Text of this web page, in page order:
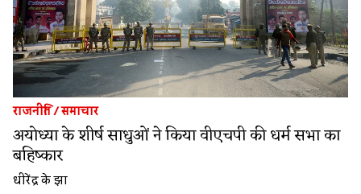
राजनीति/समाचार
अयोध्या के शीर्ष साधुओं ने किया वीएचपी की धर्म सभा का
बहिष्कार
धीरेंद्र के झा